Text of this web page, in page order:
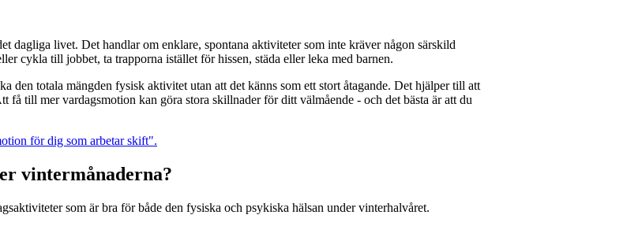
dagliga livet. Det handlar om enklare, spontana aktiviteter som inte kräver någon särskild
cykla till jobbet, ta trapporna istället för hissen, städa eller leka med barnen.
den totala mängden fysisk aktivitet utan att det känns som ett stort åtagande. Det hjälper till att
få till mer vardagsmotion kan göra stora skillnader för ditt välmående - och det bästa är att du
för dig som arbetar skift".
vintermånaderna?
som är bra för både den fysiska och psykiska hälsan under vinterhalvåret.